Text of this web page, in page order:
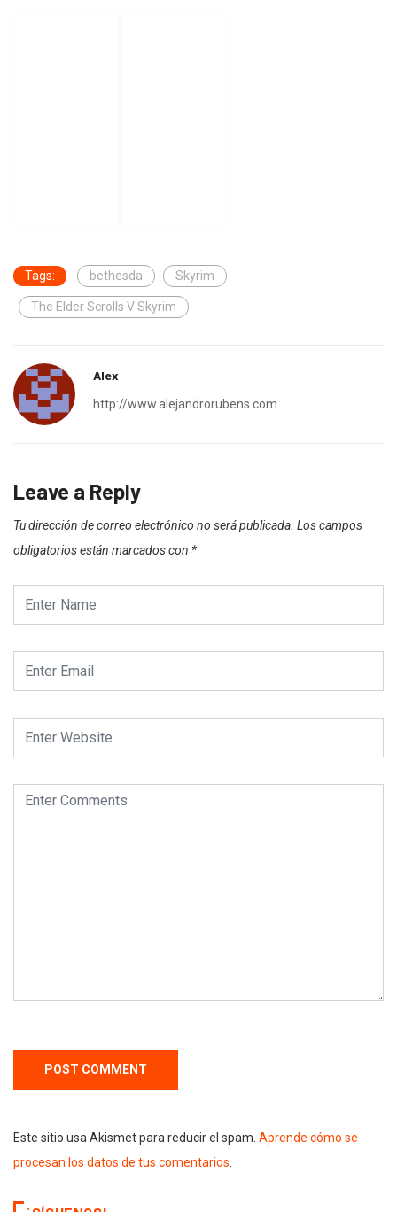
Tags: bethesda Skyrim
The Elder Scrolls V Skyrim
Alex
http://www.alejandrorubens.com
Leave a Reply
Tu dirección de correo electrónico no será publicada. Los campos
obligatorios están marcados con *
Este sitio usa Akismet para reducir el spam. Aprende cómo se
procesan los datos de tus comentarios